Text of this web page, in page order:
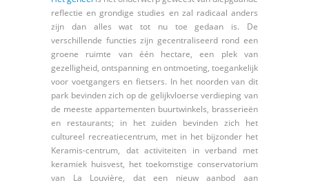
reflectie en grondige studies en zal radicaal anders
zijn dan alles wat tot nu toe gedaan is. De
verschillende functies zijn gecentraliseerd rond een
groene ruimte van één hectare, een plek van
gezelligheid, ontspanning en ontmoeting, toegankelijk
voor voetgangers en fietsers. In het noorden van dit
park bevinden zich op de gelijkvloerse verdieping van
de meeste appartementen buurtwinkels, brasserieën
en restaurants; in het zuiden bevinden zich het
cultureel recreatiecentrum, met in het bijzonder het
Keramis-centrum, dat activiteiten in verband met
keramiek huisvest, het toekomstige conservatorium
van La Louvière, dat een nieuw aanbod aan